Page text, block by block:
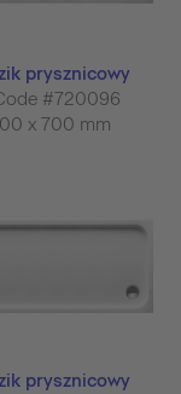
prysznicowy
#720096
x 700 mm
prysznicowy